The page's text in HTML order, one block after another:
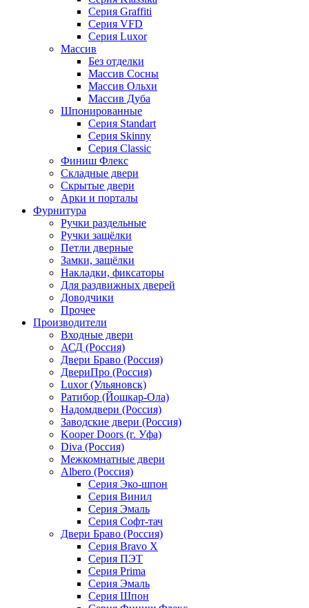
Серия Graffiti
Серия VFD
Серия Luxor
Массив
Без отделки
Массив Сосны
Массив Ольхи
Массив Дуба
Шпонированные
Серия Standart
Серия Skinny
Серия Classic
Финиш Флекс
Складные двери
Скрытые двери
Арки и порталы
Фурнитура
Ручки раздельные
Ручки защёлки
Петли дверные
Замки, защёлки
Накладки, фиксаторы
Для раздвижных дверей
Доводчики
Прочее
Производители
Входные двери
АСД (Россия)
Двери Браво (Россия)
ДвериПро (Россия)
Luxor (Ульяновск)
Ратибор (Йошкар-Ола)
Надомдвери (Россия)
Заводские двери (Россия)
Kooper Doors (г. Уфа)
Diva (Россия)
Межкомнатные двери
Albero (Россия)
Серия Эко-шпон
Серия Винил
Серия Эмаль
Серия Софт-тач
Двери Браво (Россия)
Серия Bravo X
Серия ПЭТ
Серия Prima
Серия Эмаль
Серия Шпон